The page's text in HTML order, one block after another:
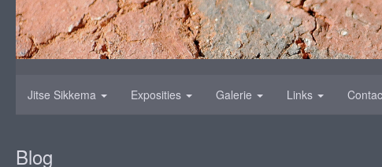
Jitse Sikkema Exposities Galerie Links
Blog